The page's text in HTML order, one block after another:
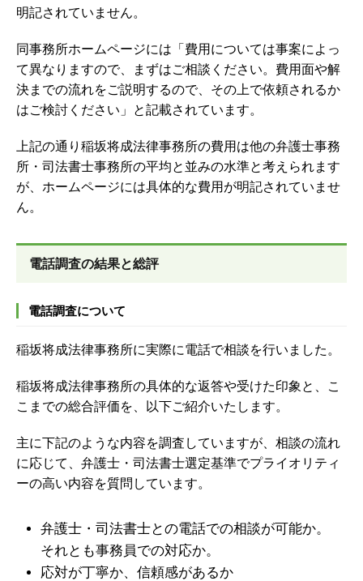
明記されていません。
同事務所ホームページには「費用については事案によっ
て異なりますので、まずはご相談ください。費用面や解
決までの流れをご説明するので、その上で依頼されるか
はご検討ください」と記載されています。
上記の通り稲坂将成法律事務所の費用は他の弁護士事務
所・司法書士事務所の平均と並みの水準と考えられます
が、ホームページには具体的な費用が明記されていませ
ん。
電話調査の結果と総評
電話調査について
稲坂将成法律事務所に実際に電話で相談を行いました。
稲坂将成法律事務所の具体的な返答や受けた印象と、こ
こまでの総合評価を、以下ご紹介いたします。
主に下記のような内容を調査していますが、 相談の流れ
に応じて、弁護士・司法書士選定基準でプライオリティ
ーの高い内容を質問しています。
弁護士・司法書士との電話での相談が可能か。
それとも事務員での対応か。
応対が丁寧か、信頼感があるか